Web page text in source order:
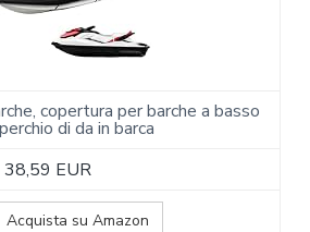
copertura per barche a basso
di da in barca
38,59 EUR
Acquista su Amazon